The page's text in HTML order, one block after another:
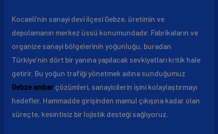
Kocaeli’nin sanayi devi ilçesi Gebze, üretimin ve
depolamanın merkez üssü konumundadır. Fabrikaların ve
organize sanayi bölgelerinin yoğunluğu, buradan
Türkiye’nin dört bir yanına yapılacak sevkiyatları kritik hale
getirir. Bu yoğun trafiği yönetmek adına sunduğumuz
Gebze ambarçözümleri, sanayicilerin işini kolaylaştırmayı
hedefler. Hammadde girişinden mamul çıkışına kadar olan
süreçte, kesintisiz bir lojistik desteği sağlıyoruz.